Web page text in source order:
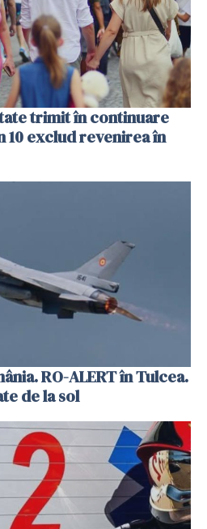
trimit în continuare
10 exclud revenirea în
RO-ALERT în Tulcea.
de la sol